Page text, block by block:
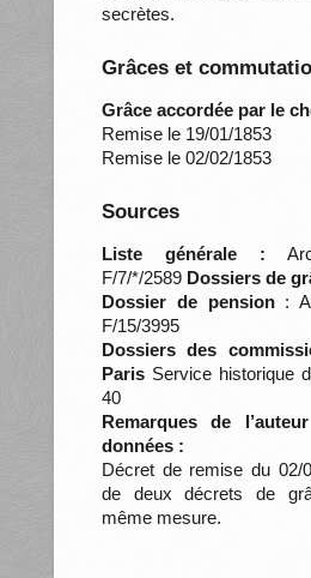
secrètes.
Grâces et
Grâce accordée par le
Remise le 19/01/1853
Remise le 02/02/1853
Sources
Liste générale :
F/7/*/2589 Dossiers de
Dossier de pension:
F/15/3995
Dossiers des
ParisService historique
40
Remarques de
données :
Décret de remise du 02/
de deux décrets de
même mesure.